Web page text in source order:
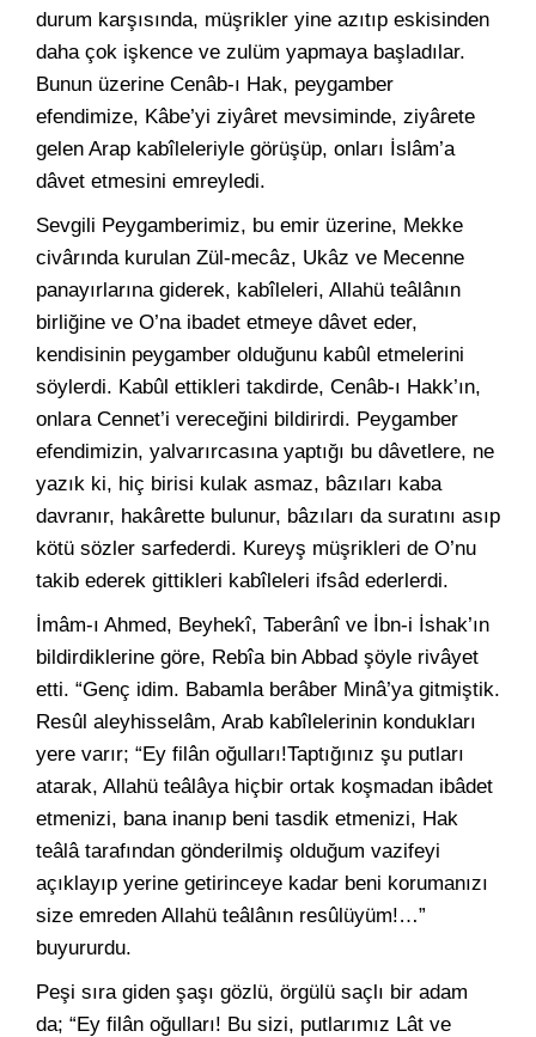
durum karşısında, müşrikler yine azıtıp eskisinden
daha çok işkence ve zulüm yapmaya başladılar.
Bunun üzerine Cenâb-ı Hak, peygamber
efendimize, Kâbe’yi ziyâret mevsiminde, ziyârete
gelen Arap kabîleleriyle görüşüp, onları İslâm’a
dâvet etmesini emreyledi.
Sevgili Peygamberimiz, bu emir üzerine, Mekke
civârında kurulan Zül-mecâz, Ukâz ve Mecenne
panayırlarına giderek, kabîleleri, Allahü teâlânın
birliğine ve O’na ibadet etmeye dâvet eder,
kendisinin peygamber olduğunu kabûl etmelerini
söylerdi. Kabûl ettikleri takdirde, Cenâb-ı Hakk’ın,
onlara Cennet’i vereceğini bildirirdi. Peygamber
efendimizin, yalvarırcasına yaptığı bu dâvetlere, ne
yazık ki, hiç birisi kulak asmaz, bâzıları kaba
davranır, hakârette bulunur, bâzıları da suratını asıp
kötü sözler sarfederdi. Kureyş müşrikleri de O’nu
takib ederek gittikleri kabîleleri ifsâd ederlerdi.
İmâm-ı Ahmed, Beyhekî, Taberânî ve İbn-i İshak’ın
bildirdiklerine göre, Rebîa bin Abbad şöyle rivâyet
etti. “Genç idim. Babamla berâber Minâ’ya gitmiştik.
Resûl aleyhisselâm, Arab kabîlelerinin kondukları
yere varır; “Ey filân oğulları!Taptığınız şu putları
atarak, Allahü teâlâya hiçbir ortak koşmadan ibâdet
etmenizi, bana inanıp beni tasdik etmenizi, Hak
teâlâ tarafından gönderilmiş olduğum vazifeyi
açıklayıp yerine getirinceye kadar beni korumanızı
size emreden Allahü teâlânın resûlüyüm!…”
buyururdu.
Peşi sıra giden şaşı gözlü, örgülü saçlı bir adam
da; “Ey filân oğulları! Bu sizi, putlarımız Lât ve